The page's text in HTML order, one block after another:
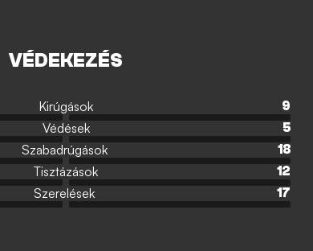
VÉDEKEZÉS
Kirúgások
9
Védések
5
Szabadrúgások
18
Tisztázások
12
Szerelések 17